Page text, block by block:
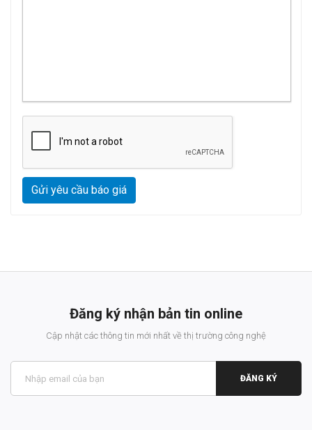
Gửi yêu cầu báo giá
Đăng ký nhận bản tin online
Cập nhật các thông tin mới nhất về thị trường công nghệ
ĐĂNG KÝ